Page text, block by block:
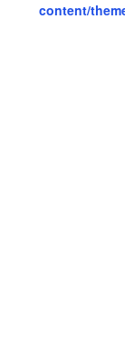
content/